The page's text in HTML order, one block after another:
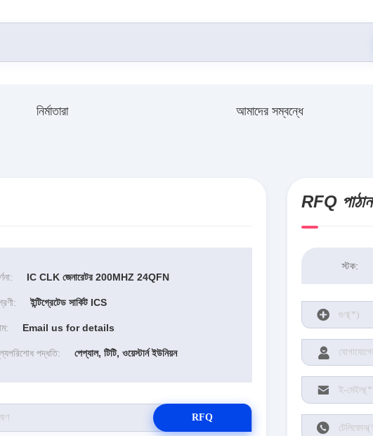
নির্মাতারা আমাদের সম্বন্ধে
IC CLK জেনারেটর 200MHZ 24QFN
ইন্টিগ্রেটেড সার্কিট ICS
Email us for details
পদ্ধতি: পেপ্যাল, টিটি, ওয়েস্টার্ন ইউনিয়ন
RFQ
RFQ পাঠান
স্টক: